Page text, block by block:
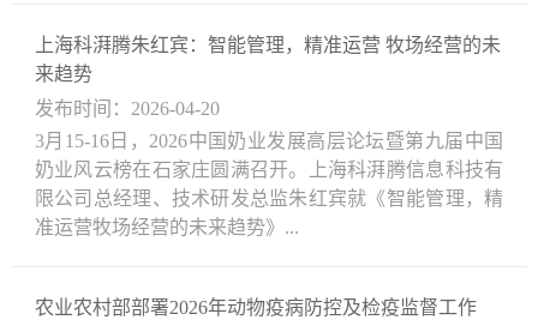
上海科湃腾朱红宾：智能管理，精准运营 牧场经营的未
来趋势
发布时间：2026-04-20
3月15-16日，2026中国奶业发展高层论坛暨第九届中国
奶业风云榜在石家庄圆满召开。上海科湃腾信息科技有
限公司总经理、技术研发总监朱红宾就《智能管理，精
准运营牧场经营的未来趋势》...
农业农村部部署2026年动物疫病防控及检疫监督工作